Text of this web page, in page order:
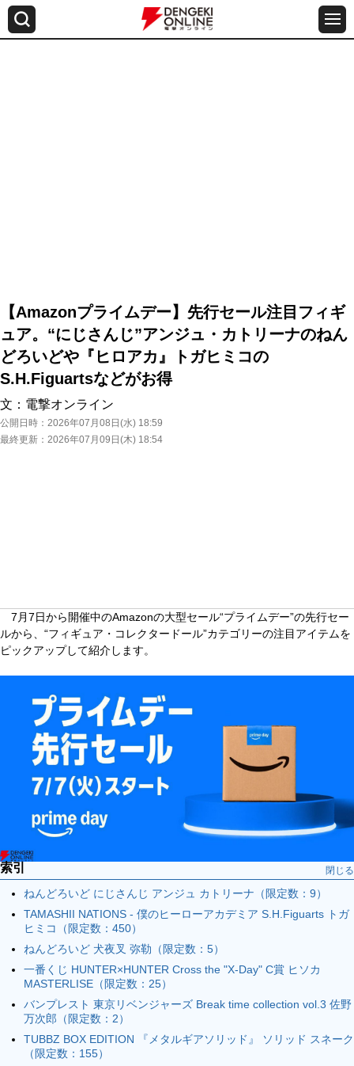
【Amazonプライムデー】先行セール注目フィギ
ュア。“にじさんじ”アンジュ・カトリーナのねん
どろいどや『ヒロアカ』トガヒミコの
S.H.Figuartsなどがお得
文： 電撃オンライン
公開日時： 2026年07月08日(水) 18:59
最終更新： 2026年07月09日(木) 18:54
7月7日から開催中のAmazonの大型セール“プライムデー”の先行セー
ルから、“フィギュア・コレクタードール”カテゴリーの注目アイテムを
ピックアップして紹介します。
索引 閉じる
ねんどろいど にじさんじ アンジュ カトリーナ（限定数：9）
TAMASHII NATIONS - 僕のヒーローアカデミア S.H.Figuarts トガ
ヒミコ（限定数：450）
ねんどろいど 犬夜叉 弥勒（限定数：5）
一番くじ HUNTER×HUNTER Cross the "X-Day" C賞 ヒソカ
MASTERLISE（限定数：25）
バンプレスト 東京リベンジャーズ Break time collection vol.3 佐野
万次郎（限定数：2）
TUBBZ BOX EDITION 『メタルギアソリッド』 ソリッド スネーク
（限定数：155）